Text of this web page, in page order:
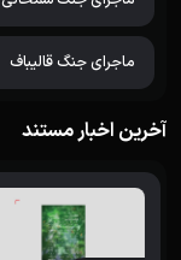
ماجرای جنگ قالیباف
آخرین اخبار مستند